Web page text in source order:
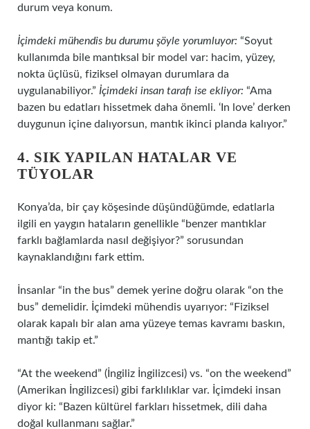
durum veya konum.
İçimdeki mühendis bu durumu şöyle yorumluyor: “Soyut
kullanımda bile mantıksal bir model var: hacim, yüzey,
nokta üçlüsü, fiziksel olmayan durumlara da
uygulanabiliyor.” İçimdeki insan tarafı ise ekliyor: “Ama
bazen bu edatları hissetmek daha önemli. ‘In love’ derken
duygunun içine dalıyorsun, mantık ikinci planda kalıyor.”
4. SIK YAPILAN HATALAR VE
TÜYOLAR
Konya’da, bir çay köşesinde düşündüğümde, edatlarla
ilgili en yaygın hataların genellikle “benzer mantıklar
farklı bağlamlarda nasıl değişiyor?” sorusundan
kaynaklandığını fark ettim.
İnsanlar “in the bus” demek yerine doğru olarak “on the
bus” demelidir. İçimdeki mühendis uyarıyor: “Fiziksel
olarak kapalı bir alan ama yüzeye temas kavramı baskın,
mantığı takip et.”
“At the weekend” (İngiliz İngilizcesi) vs. “on the weekend”
(Amerikan İngilizcesi) gibi farklılıklar var. İçimdeki insan
diyor ki: “Bazen kültürel farkları hissetmek, dili daha
doğal kullanmanı sağlar.”